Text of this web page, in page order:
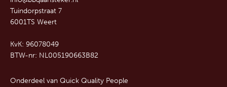
Tuindorpstraat 7
6001TS Weert
KvK: 96078049
BTW-nr: NL005190663B82
Onderdeel van Quick Quality People